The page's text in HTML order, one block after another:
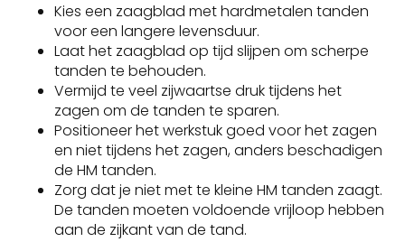
Kies een zaagblad met hardmetalen tanden
voor een langere levensduur.
Laat het zaagblad op tijd slijpen om scherpe
tanden te behouden.
Vermijd te veel zijwaartse druk tijdens het
zagen om de tanden te sparen.
Positioneer het werkstuk goed voor het zagen
en niet tijdens het zagen, anders beschadigen
de HM tanden.
Zorg dat je niet met te kleine HM tanden zaagt.
De tanden moeten voldoende vrijloop hebben
aan de zijkant van de tand.